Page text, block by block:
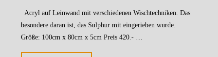
Acryl auf Leinwand mit verschiedenen Wischtechniken. Das
besondere daran ist, das Sulphur mit eingerieben wurde.
Größe: 100cm x 80cm x 5cm Preis 420.- …